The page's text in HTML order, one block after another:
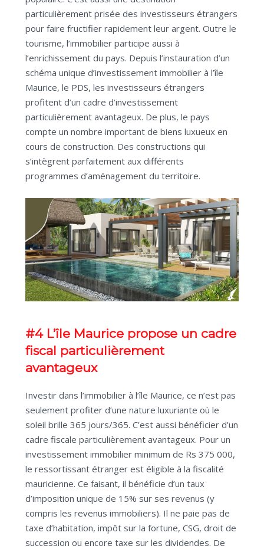
particulièrement prisée des investisseurs étrangers
pour faire fructifier rapidement leur argent. Outre le
tourisme, l’immobilier participe aussi à
l’enrichissement du pays. Depuis l’instauration d’un
schéma unique d’investissement immobilier à l’île
Maurice, le PDS, les investisseurs étrangers
profitent d’un cadre d’investissement
particulièrement avantageux. De plus, le pays
compte un nombre important de biens luxueux en
cours de construction. Des constructions qui
s’intègrent parfaitement aux différents
programmes d’aménagement du territoire.
#4 L’île Maurice propose un cadre
fiscal particulièrement
avantageux
Investir dans l’immobilier à l’île Maurice, ce n’est pas
seulement profiter d’une nature luxuriante où le
soleil brille 365 jours/365. C’est aussi bénéficier d’un
cadre fiscale particulièrement avantageux. Pour un
investissement immobilier minimum de Rs 375 000,
le ressortissant étranger est éligible à la fiscalité
mauricienne. Ce faisant, il bénéficie d’un taux
d’imposition unique de 15% sur ses revenus (y
compris les revenus immobiliers). Il ne paie pas de
taxe d’habitation, impôt sur la fortune, CSG, droit de
succession ou encore taxe sur les dividendes. De